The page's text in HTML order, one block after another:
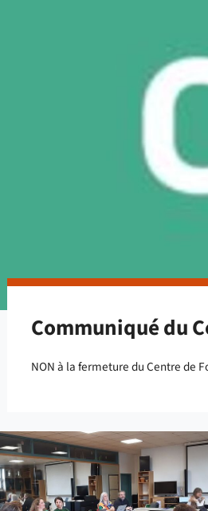
Communiqué du
NON à la fermeture du Centre de